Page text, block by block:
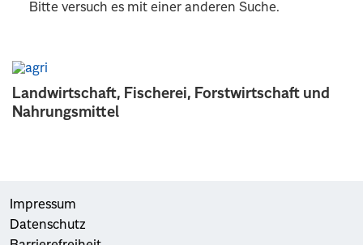
Landwirtschaft, Fischerei, Forstwirtschaft und
Nahrungsmittel
Bitte versuch es mit einer anderen Suche.
Impressum
Datenschutz